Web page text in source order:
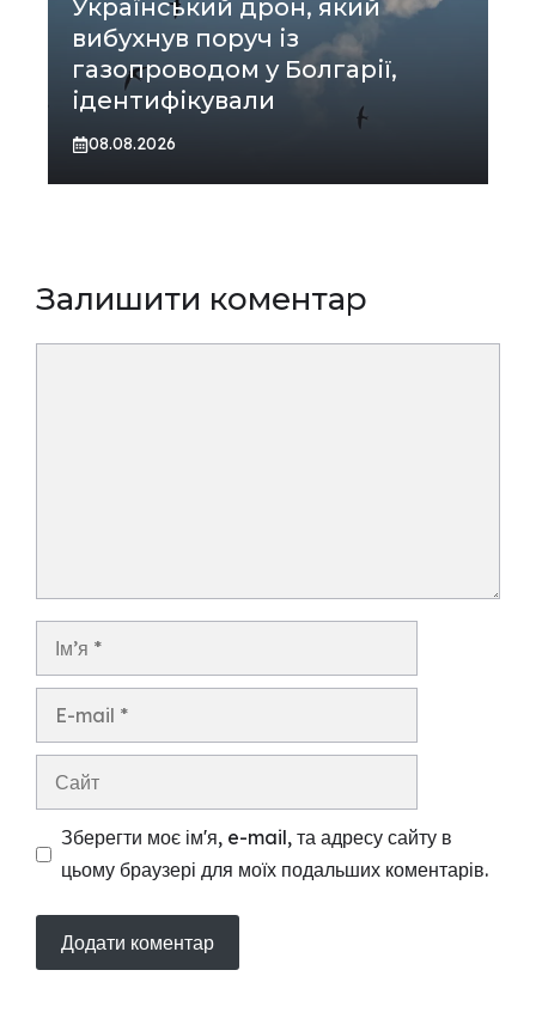
Український дрон, який
вибухнув поруч із
газопроводом у Болгарії,
ідентифікували
08.08.2026
Залишити коментар
Ім’я
Сайт
Зберегти моє ім'я, e-mail, та адресу сайту в
цьому браузері для моїх подальших коментарів.